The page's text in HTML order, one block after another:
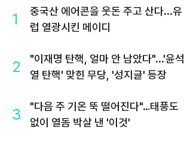
1
중국산 에어콘을 웃돈 주고 산다...유
럽 열광시킨 메이디
2
"이재명 탄핵, 얼마 안 남았다"...'윤석
열 탄핵' 맞힌 무당, '성지글' 등장
3
"다음 주 기온 뚝 떨어진다"…태풍도
없이 열돔 박살 낸 '이것'